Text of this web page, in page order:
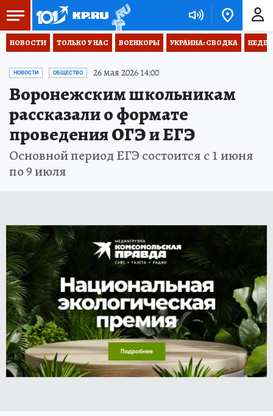
НОВОСТИ ТОЛЬКО У НАС ВОЕНКОРЫ УКРАИНА: СВОДКА
НОВОСТИ ОБЩЕСТВО 26 мая 2026 14:00
Воронежским школьникам
рассказали о формате
проведения ОГЭ и ЕГЭ
Основной период ЕГЭ состоится с 1 июня
по 9 июля